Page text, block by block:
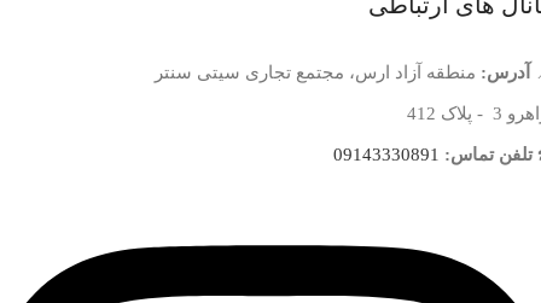
آدرس: منطقه آزاد ارس، مجتمع تجاری سیتی سنتر
3 - پلاک 412
تلفن تماس: 09143330891